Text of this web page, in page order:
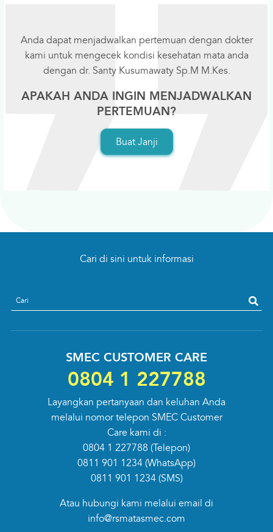
Anda dapat menjadwalkan pertemuan dengan dokter
kami untuk mengecek kondisi kesehatan mata anda
dengan dr. Santy Kusumawaty Sp.M M.Kes.
APAKAH ANDA INGIN MENJADWALKAN
PERTEMUAN?
Buat Janji
Cari di sini untuk informasi
search
SMEC CUSTOMER CARE
0804 1 227788
Layangkan pertanyaan dan keluhan Anda
melalui nomor telepon SMEC Customer
Care kami di :
0804 1 227788 (Telepon)
0811 901 1234 (WhatsApp)
0811 901 1234(SMS)
Atau hubungi kami melalui email di
info@rsmatasmec.com